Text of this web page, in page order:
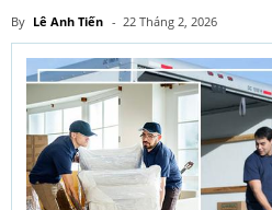
By Lê Anh Tiến - 22 Tháng 2, 2026